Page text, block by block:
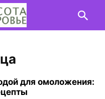
для омоложения: